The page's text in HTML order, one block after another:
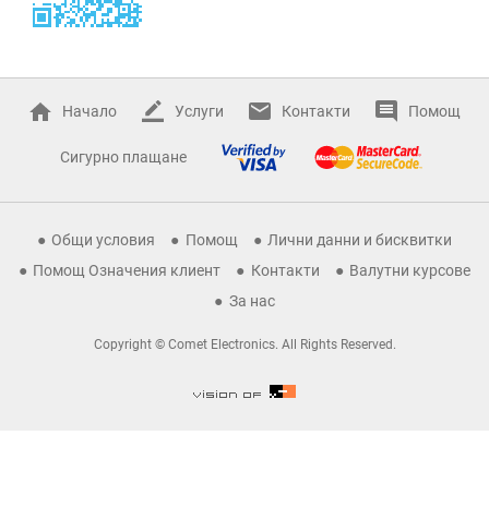
Начало Услуги Контакти Помощ
Сигурно плащане
Общи условия Помощ
Лични данни и бисквитки
Помощ Означения клиент
Контакти
Валутни курсове
За нас
Copyright © Comet Electronics. All Rights Reserved.